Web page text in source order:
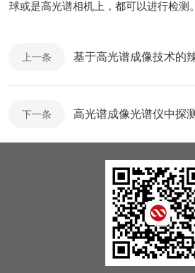
球或是高光谱相机上，都可以进行检测。
上一条
下一条